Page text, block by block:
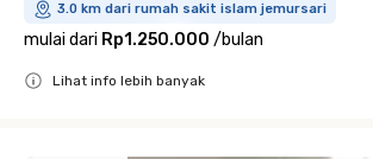
3.0 km dari rumah sakit islam jemursari
mulai dari Rp1.250.000 /bulan
Lihat info lebih banyak